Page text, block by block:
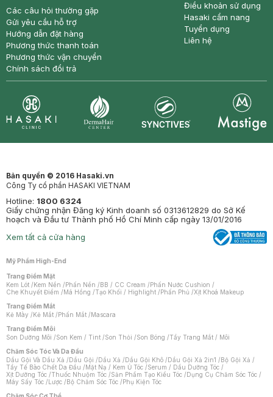
Các câu hỏi thường gặp
Gửi yêu cầu hỗ trợ
Hướng dẫn đặt hàng
Phương thức thanh toán
Phương thức vận chuyển
Chính sách đổi trả
Điều khoản sử dụng
Hasaki cẩm nang
Tuyển dụng
Liên hệ
Bản quyền © 2016 Hasaki.vn
Công Ty cổ phần HASAKI VIETNAM
Hotline: 1800 6324
Giấy chứng nhận Đăng ký Kinh doanh số 0313612829 do Sở Kế
hoạch và Đầu tư Thành phố Hồ Chí Minh cấp ngày 13/01/2016
Xem tất cả cửa hàng
Mỹ Phẩm High-End
Trang Điểm Mặt
Kem Lót /Kem Nền /Phấn Nền /BB / CC Cream /Phấn Nước Cushion /
Che Khuyết Điểm /Má Hồng /Tạo Khối / Highlight /Phấn Phủ /Xịt Khoá Makeup
Trang Điểm Mắt
Kẻ Mày /Kẻ Mắt /Phấn Mắt /Mascara
Trang Điểm Môi
Son Dưỡng Môi /Son Kem / Tint /Son Thỏi /Son Bóng /Tẩy Trang Mắt / Môi
Chăm Sóc Tóc Và Da Đầu
Dầu Gội Và Dầu Xả /Dầu Gội /Dầu Xả /Dầu Gội Khô /Dầu Gội Xả 2in1 /Bộ Gội Xả /
Tẩy Tế Bào Chết Da Đầu /Mặt Nạ / Kem Ủ Tóc /Serum / Dầu Dưỡng Tóc /
Xịt Dưỡng Tóc /Thuốc Nhuộm Tóc /Sản Phẩm Tạo Kiểu Tóc /Dụng Cụ Chăm Sóc Tóc /
Máy Sấy Tóc /Lược /Bộ Chăm Sóc Tóc /Phụ Kiện Tóc